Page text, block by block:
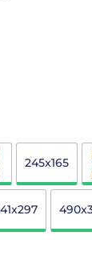
245x165